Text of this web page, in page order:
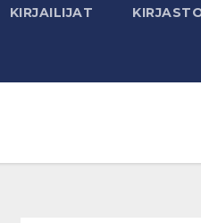
KIRJAILIJAT